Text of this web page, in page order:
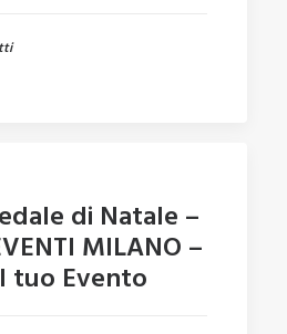
di Natale –
MILANO –
tuo Evento